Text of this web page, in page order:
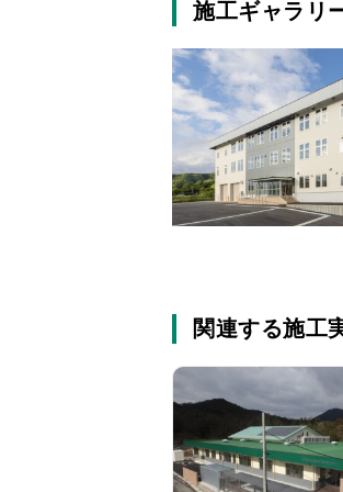
施工ギャラリ
関連する施工